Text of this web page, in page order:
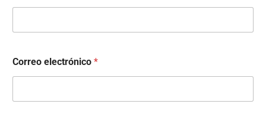
Correo electrónico *